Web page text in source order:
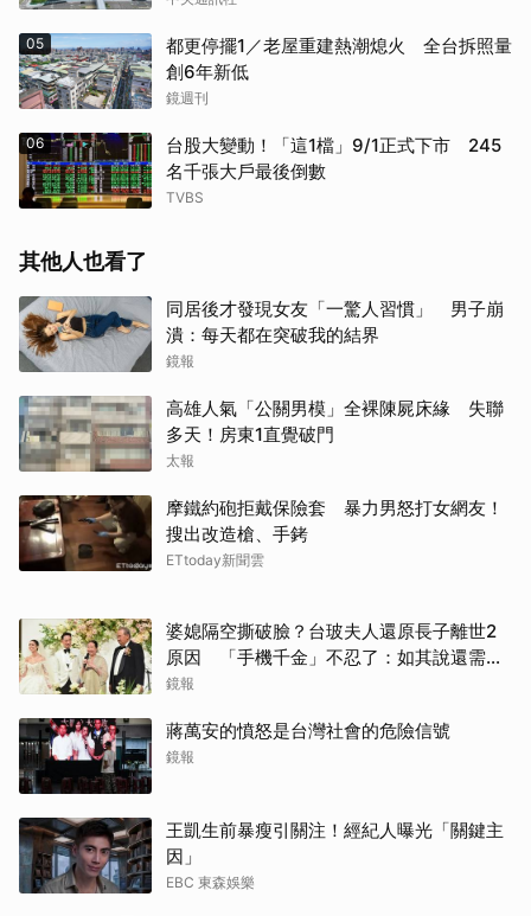
05
都更停擺1／老屋重建熱潮熄火 全台拆照量
創6年新低
鏡週刊
06
台股大變動！「這1檔」9/1正式下市 245
名千張大戶最後倒數
TVBS
其他人也看了
同居後才發現女友「一驚人習慣」 男子崩
潰：每天都在突破我的結界
鏡報
高雄人氣「公關男模」全裸陳屍床緣 失聯
多天！房東1直覺破門
太報
摩鐵約砲拒戴保險套 暴力男怒打女網友！
搜出改造槍、手銬
ETtoday新聞雲
婆媳隔空撕破臉？台玻夫人還原長子離世2
原因 「手機千金」不忍了：如其說還需要
離開嗎？
鏡報
蔣萬安的憤怒是台灣社會的危險信號
鏡報
王凱生前暴瘦引關注！經紀人曝光「關鍵主
因」
EBC 東森娛樂